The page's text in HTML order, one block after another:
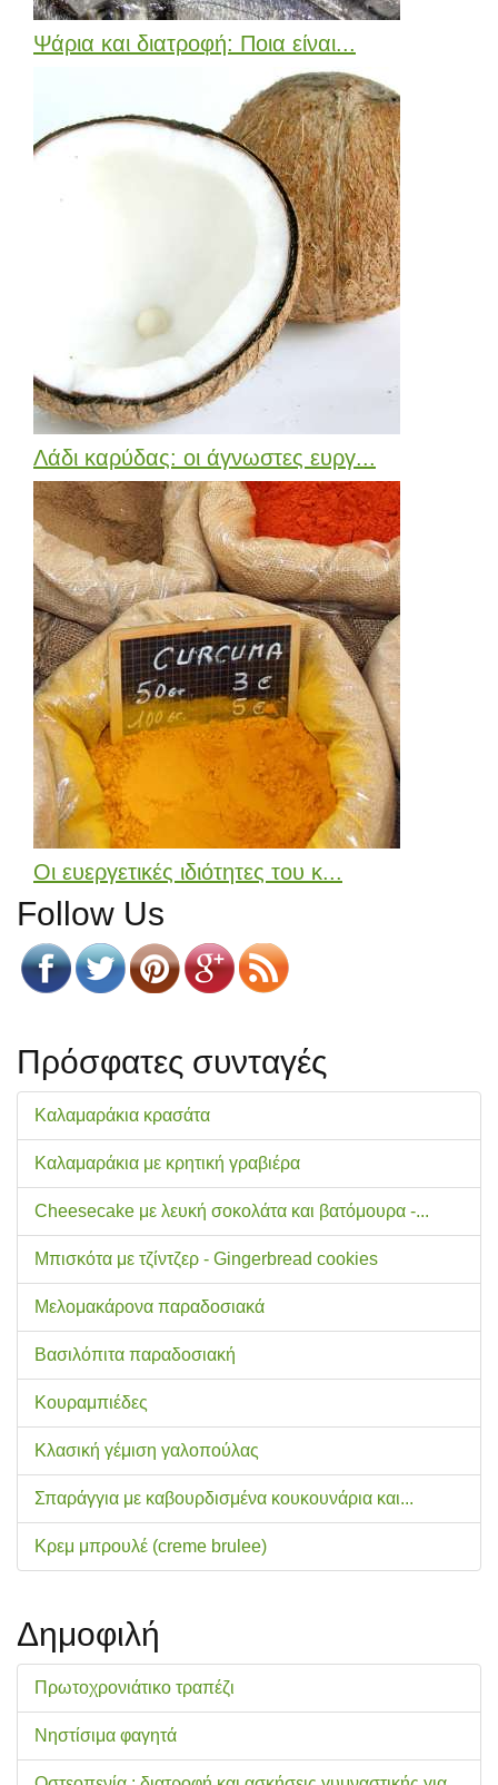
Ψάρια και διατροφή: Ποια είναι...
Λάδι καρύδας: οι άγνωστες ευργ...
Οι ευεργετικές ιδιότητες του κ...
Follow Us
Πρόσφατες συνταγές
Καλαμαράκια κρασάτα
Καλαμαράκια με κρητική γραβιέρα
Cheesecake με λευκή σοκολάτα και βατόμουρα -...
Μπισκότα με τζίντζερ - Gingerbread cookies
Μελομακάρονα παραδοσιακά
Βασιλόπιτα παραδοσιακή
Κουραμπιέδες
Κλασική γέμιση γαλοπούλας
Σπαράγγια με καβουρδισμένα κουκουνάρια και...
Κρεμ μπρουλέ (creme brulee)
Δημοφιλή
Πρωτοχρονιάτικο τραπέζι
Νηστίσιμα φαγητά